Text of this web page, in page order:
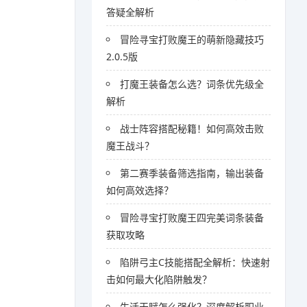
答疑全解析
冒险寻宝打败魔王的萌新隐藏技巧
2.0.5版
打魔王装备怎么选？词条优先级全
解析
战士阵容搭配秘籍！如何高效击败
魔王战斗？
第二赛季装备筛选指南，输出装备
如何高效选择？
冒险寻宝打败魔王四完美词条装备
获取攻略
陷阱弓主C技能搭配全解析：快速射
击如何最大化陷阱触发？